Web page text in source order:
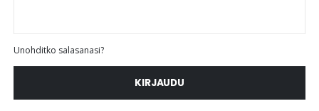
Unohditko salasanasi?
KIRJAUDU